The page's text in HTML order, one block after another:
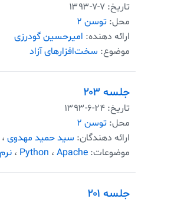
تاریخ: ۱۳۹۳-۷-۷
محل: توسن ۲
ارائه دهنده: امیرحسین گودرزی
موضوع: سخت‌افزارهای آزاد
جلسه ۲۰۳
تاریخ: ۱۳۹۳-۶-۲۴
محل: توسن ۲
ارائه دهندگان: سید حمید مهدوی ،
موضوعات:
Python ، Apache ،
جلسه ۲۰۱